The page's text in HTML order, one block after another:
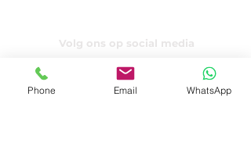
Volg ons op social media
Phone Email WhatsApp